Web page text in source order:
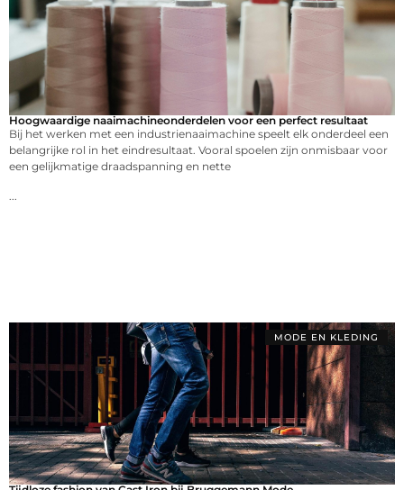
Hoogwaardige naaimachineonderdelen voor een perfect resultaat
Bij het werken met een industrienaaimachine speelt elk onderdeel een
belangrijke rol in het eindresultaat. Vooral spoelen zijn onmisbaar voor
een gelijkmatige draadspanning en nette
MODE EN KLEDING